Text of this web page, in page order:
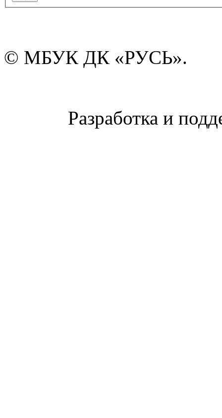
© МБУК ДК «РУСЬ».
Разработка и